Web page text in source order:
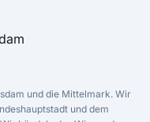
und die Mittelmark. Wir
und dem